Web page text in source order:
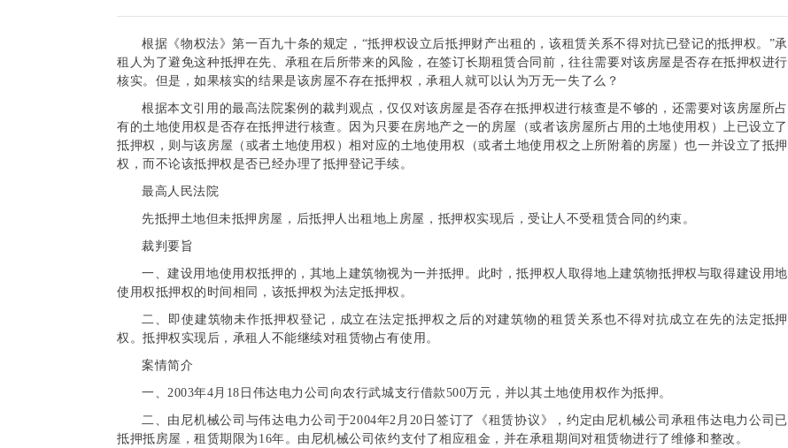
根据《物权法》第一百九十条的规定，“抵押权设立后抵押财产出租的，该租赁关系不得对抗已登记的抵押权。”承
租人为了避免这种抵押在先、承租在后所带来的风险，在签订长期租赁合同前，往往需要对该房屋是否存在抵押权进行
核实。但是，如果核实的结果是该房屋不存在抵押权，承租人就可以认为万无一失了么？
根据本文引用的最高法院案例的裁判观点，仅仅对该房屋是否存在抵押权进行核查是不够的，还需要对该房屋所占
有的土地使用权是否存在抵押进行核查。因为只要在房地产之一的房屋（或者该房屋所占用的土地使用权）上已设立了
抵押权，则与该房屋（或者土地使用权）相对应的土地使用权（或者土地使用权之上所附着的房屋）也一并设立了抵押
权，而不论该抵押权是否已经办理了抵押登记手续。
最高人民法院
先抵押土地但未抵押房屋，后抵押人出租地上房屋，抵押权实现后，受让人不受租赁合同的约束。
裁判要旨
一、建设用地使用权抵押的，其地上建筑物视为一并抵押。此时，抵押权人取得地上建筑物抵押权与取得建设用地
使用权抵押权的时间相同，该抵押权为法定抵押权。
二、即使建筑物未作抵押权登记，成立在法定抵押权之后的对建筑物的租赁关系也不得对抗成立在先的法定抵押
权。抵押权实现后，承租人不能继续对租赁物占有使用。
案情简介
一、2003年4月18日伟达电力公司向农行武城支行借款500万元，并以其土地使用权作为抵押。
二、由尼机械公司与伟达电力公司于2004年2月20日签订了《租赁协议》，约定由尼机械公司承租伟达电力公司已
抵押抵房屋，租赁期限为16年。由尼机械公司依约支付了相应租金，并在承租期间对租赁物进行了维修和整改。